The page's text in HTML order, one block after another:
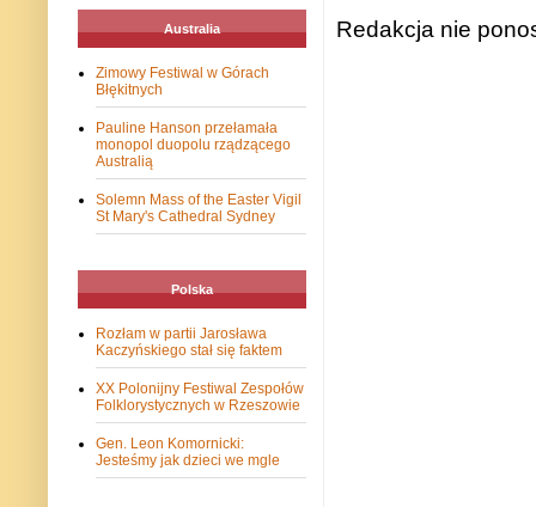
Redakcja nie
Australia
Zimowy Festiwal w Górach
Błękitnych
Pauline Hanson przełamała
monopol duopolu rządzącego
Australią
Solemn Mass of the Easter Vigil
St Mary's Cathedral Sydney
Polska
Rozłam w partii Jarosława
Kaczyńskiego stał się faktem
XX Polonijny Festiwal Zespołów
Folklorystycznych w Rzeszowie
Gen. Leon Komornicki:
Jesteśmy jak dzieci we mgle